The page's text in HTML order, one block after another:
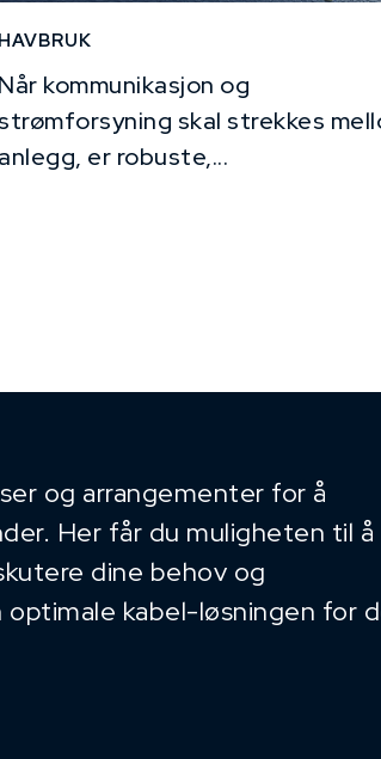
HAVBRUK
Når kommunikasjon og
strømforsyning skal strekkes
anlegg, er robuste,...
og arrangementer for å
Her får du muligheten til å
dine behov og
kabel-løsningen for